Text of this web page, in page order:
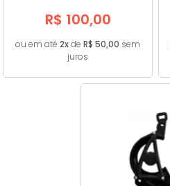
R$ 100,00
ou em até 2xde R$ 50,00 sem
juros